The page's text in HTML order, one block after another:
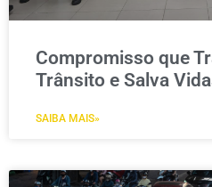
Compromisso que
Trânsito e Salva
SAIBA MAIS»